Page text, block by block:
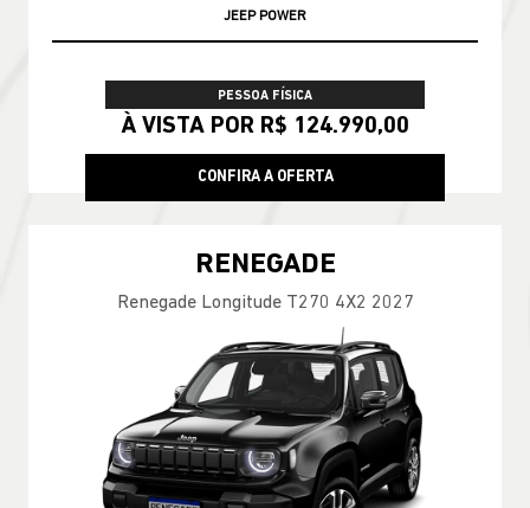
JEEP POWER
PESSOA FÍSICA
À VISTA POR R$ 124.990,00
CONFIRA A OFERTA
RENEGADE
Renegade Longitude T270 4X2 2027